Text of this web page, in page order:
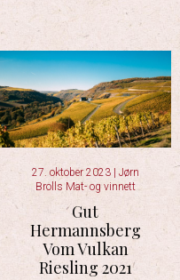
27. oktober 2023
Jørn
Brolls Mat- og vinnett
Gut
Hermannsberg
Vom Vulkan
Riesling 2021